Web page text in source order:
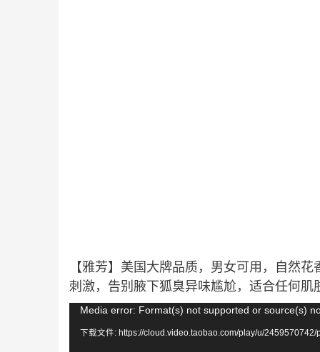
【雅芳】美国大牌品质，男女可用，自然
刺激，告别腋下狐臭异味尴尬，适合任何肌
视
频
Media error: Format(s) not supported or source(s)
下载文件: https://cloud.video.taobao.com/play/u/